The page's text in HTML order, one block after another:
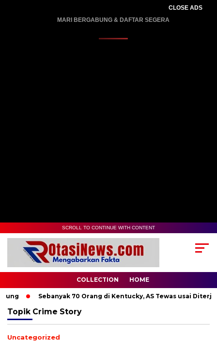
CLOSE ADS
MARI BERGABUNG & DAFTAR SEGERA
SCROLL TO CONTINUE WITH CONTENT
COLLECTION HOME
Sebanyak 70 Orang di Kentucky, AS Tewas usai
Topik Crime Story
Uncategorized